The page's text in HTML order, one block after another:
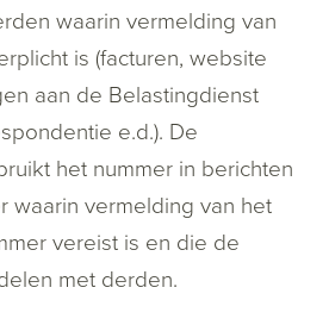
waarin vermelding van
is (facturen, website
aan de Belastingdienst
e.d.). De
het nummer in berichten
waarin vermelding van het
vereist is en die de
met derden.